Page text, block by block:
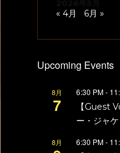
« 4月 6月 »
Upcoming Events
8月
7
6:30 PM-
【Guest
ー・ジャ
8月 6:30 PM-